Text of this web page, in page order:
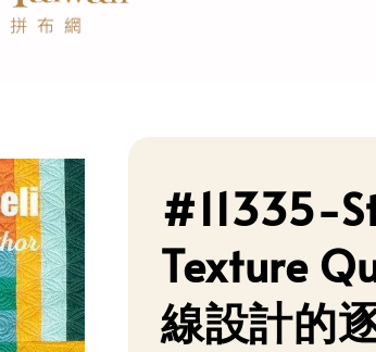
#11335-
Texture
線設計的